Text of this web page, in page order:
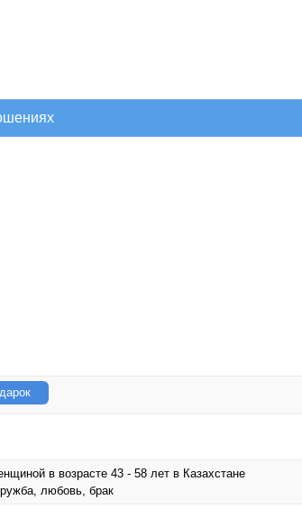
в возрасте 43 - 58 лет в Казахстане
любовь, брак